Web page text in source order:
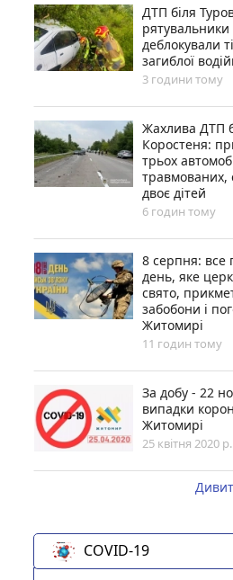
ДТП біля
рятувальники
деблокували
загиблої
3 години тому
Жахлива ДТП
Коростеня:
трьох
травмованих,
двоє дітей
6 годин тому
8 серпня: все
день, яке
свято,
забобони і
Житомирі
11 годин тому
За добу - 22
випадки
Житомирі
25 квітня 2020 р.
COVID-19